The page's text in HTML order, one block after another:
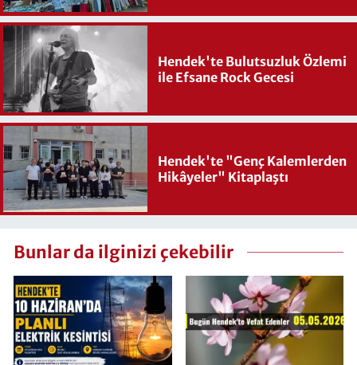
Hendek'te Bulutsuzluk Özlemi
ile Efsane Rock Gecesi
Hendek'te "Genç Kalemlerden
Hikâyeler" Kitaplaştı
Bunlar da ilginizi çekebilir